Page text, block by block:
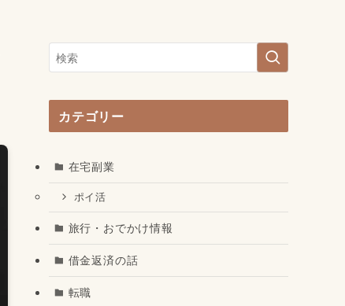
カテゴリー
在宅副業
ポイ活
旅行・おでかけ情報
借金返済の話
転職